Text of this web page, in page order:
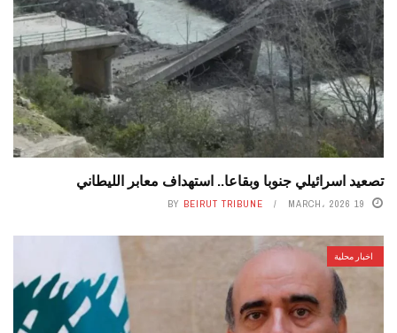
تصعيد اسرائيلي جنوبا وبقاعا.. استهداف معابر الليطاني
19 MARCH، 2026 BY BEIRUT TRIBUNE
اخبار محلية